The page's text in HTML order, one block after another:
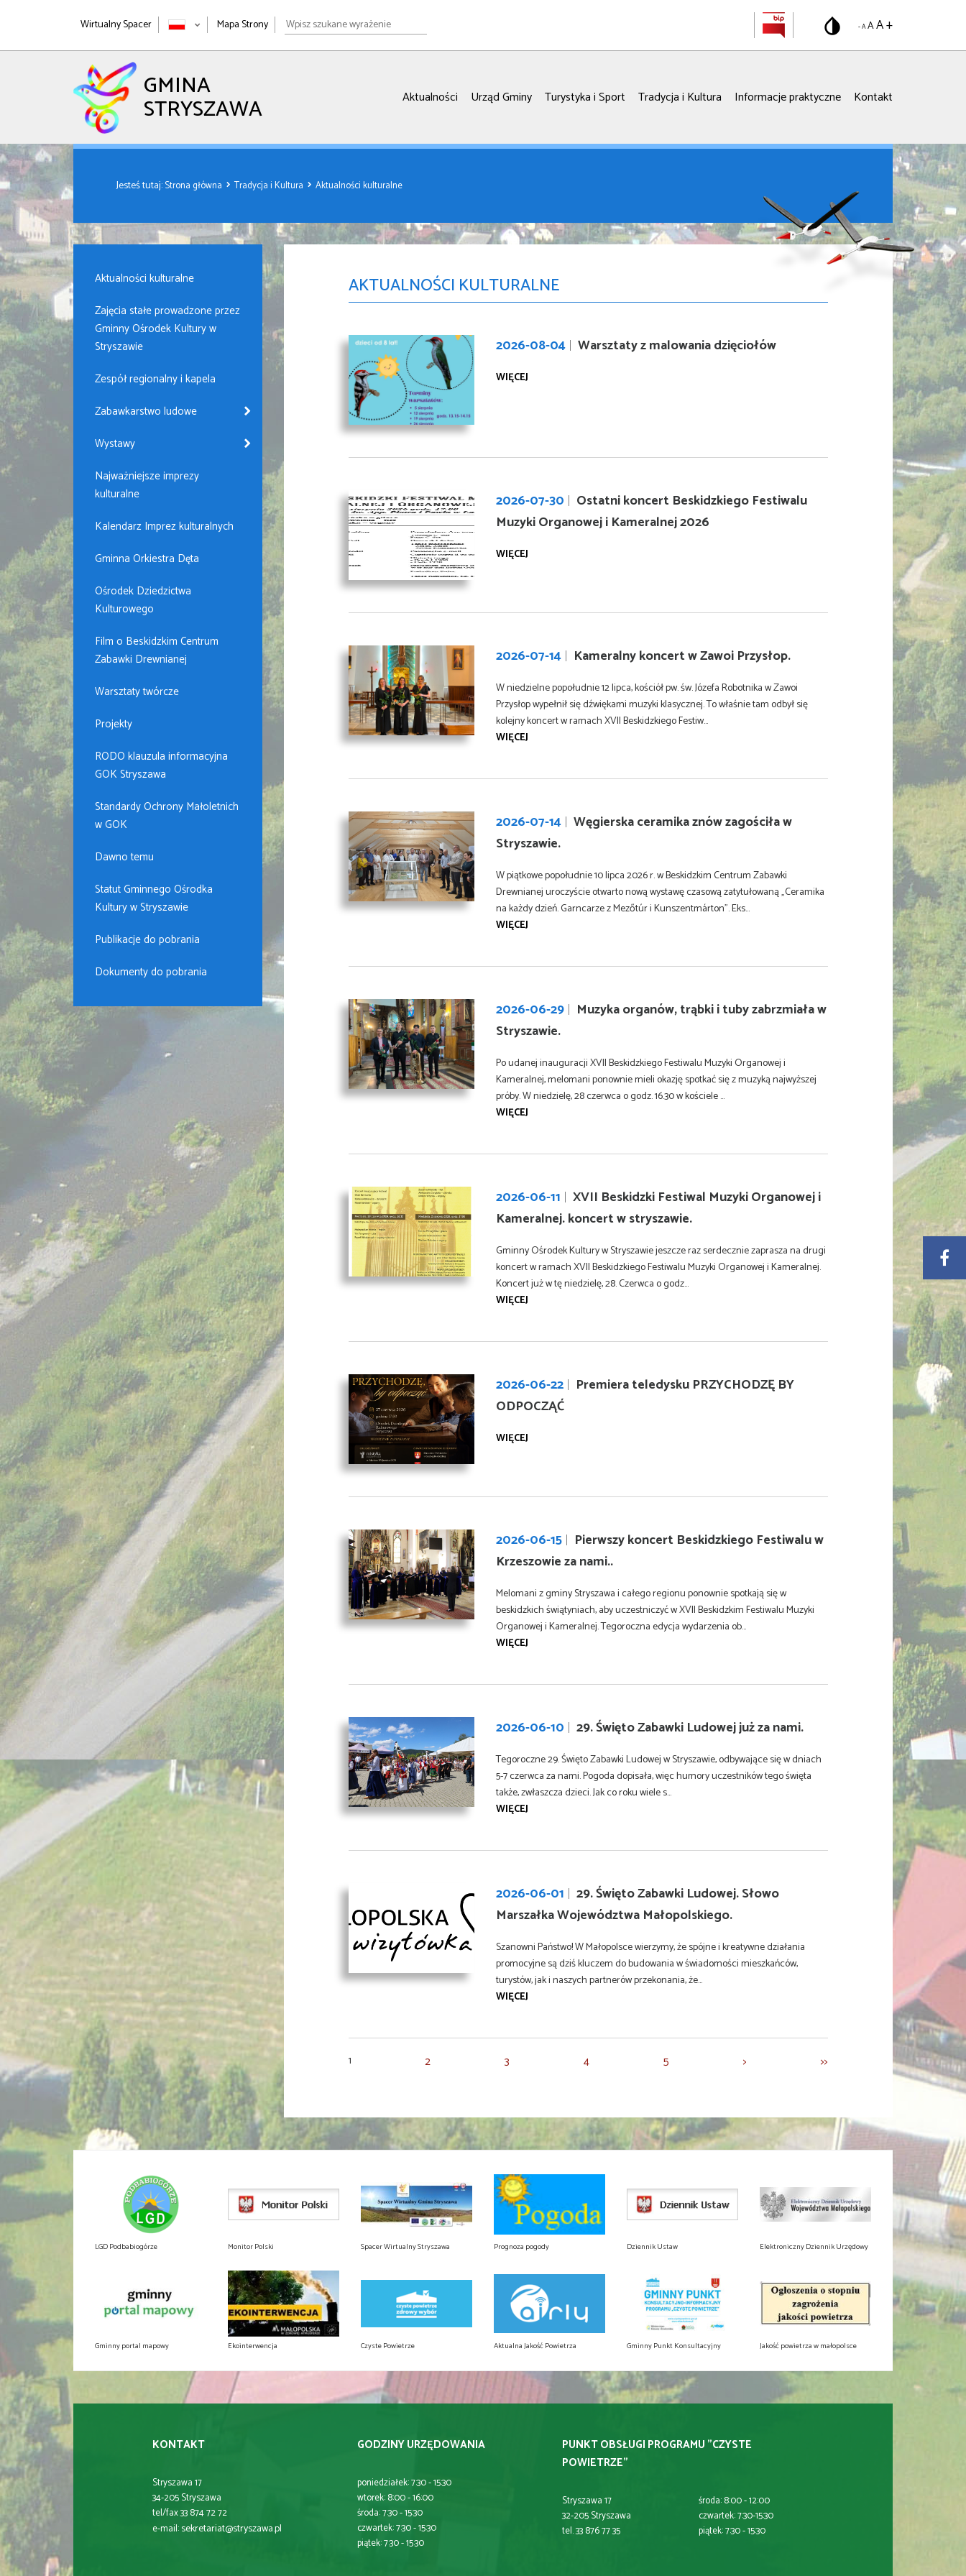
Wirtualny Spacer Mapa Strony
Wpisz
szukane
wyrażenie
- A AA +
GMINA
STRYSZAWA Aktualności Urząd Gminy Turystyka i Sport Tradycja i Kultura Informacje praktyczne Kontakt
Jesteś tutaj:Strona główna Tradycja i Kultura Aktualności kulturalne
Aktualności kulturalne
Zajęcia stałe prowadzone przez
Gminny Ośrodek Kultury w
Stryszawie
Zespół regionalny i kapela
Zabawkarstwo ludowe
Wystawy
Najważniejsze imprezy
kulturalne
Kalendarz Imprez kulturalnych
Gminna Orkiestra Dęta
Ośrodek Dziedzictwa
Kulturowego
Film o Beskidzkim Centrum
Zabawki Drewnianej
Warsztaty twórcze
Projekty
RODO klauzula informacyjna
GOK Stryszawa
Standardy Ochrony Małoletnich
w GOK
Dawno temu
Statut Gminnego Ośrodka
Kultury w Stryszawie
Publikacje do pobrania
Dokumenty do pobrania
AKTUALNOŚCI KULTURALNE
2026-08-04 Warsztaty z malowania dzięciołów
WIĘCEJ
2026-07-30
Ostatni koncert Beskidzkiego Festiwalu
Muzyki Organowej i Kameralnej 2026
WIĘCEJ
2026-07-14 Kameralny koncert w Zawoi Przysłop.
W niedzielne popołudnie 12 lipca, kościół pw. św. Józefa Robotnika w Zawoi
Przysłop wypełnił się dźwiękami muzyki klasycznej. To właśnie tam odbył się
kolejny koncert w ramach XVII Beskidzkiego Festiw...
WIĘCEJ
2026-07-14 Węgierska ceramika znów zagościła w
Stryszawie.
W piątkowe popołudnie 10 lipca 2026 r. w Beskidzkim Centrum Zabawki
Drewnianej uroczyście otwarto nową wystawę czasową zatytułowaną „Ceramika
na każdy dzień. Garncarze z Mezőtúr i Kunszentmárton”. Eks...
WIĘCEJ
2026-06-29
Muzyka organów, trąbki i tuby zabrzmiała w
Stryszawie.
Po udanej inauguracji XVII Beskidzkiego Festiwalu Muzyki Organowej i
Kameralnej, melomani ponownie mieli okazję spotkać się z muzyką najwyższej
próby. W niedzielę, 28 czerwca o godz. 16.30 w kościele ...
WIĘCEJ
2026-06-11 XVII Beskidzki Festiwal Muzyki Organowej i
Kameralnej. koncert w stryszawie.
Gminny Ośrodek Kultury w Stryszawie jeszcze raz serdecznie zaprasza na drugi
koncert w ramach XVII Beskidzkiego Festiwalu Muzyki Organowej i Kameralnej.
Koncert już w tę niedzielę, 28. Czerwca o godz...
WIĘCEJ
2026-06-22
Premiera teledysku PRZYCHODZĘ BY
ODPOCZĄĆ
WIĘCEJ
2026-06-15
Pierwszy koncert Beskidzkiego Festiwalu w
Krzeszowie za nami..
Melomani z gminy Stryszawa i całego regionu ponownie spotkają się w
beskidzkich świątyniach, aby uczestniczyć w XVII Beskidzkim Festiwalu Muzyki
Organowej i Kameralnej. Tegoroczna edycja wydarzenia ob...
WIĘCEJ
2026-06-10 29. Święto Zabawki Ludowej już za nami.
Tegoroczne 29. Święto Zabawki Ludowej w Stryszawie, odbywające się w dniach
5-7 czerwca za nami. Pogoda dopisała, więc humory uczestników tego święta
także, zwłaszcza dzieci. Jak co roku wiele s...
WIĘCEJ
2026-06-01 29. Święto Zabawki Ludowej. Słowo
Marszałka Województwa Małopolskiego.
Szanowni Państwo! W Małopolsce wierzymy, że spójne i kreatywne działania
promocyjne są dziś kluczem do budowania w świadomości mieszkańców,
turystów, jak i naszych partnerów przekonania, że...
WIĘCEJ
1 2 3 4 5 > >>
LGD Podbabiogórze Monitor Polski Spacer Wirtualny Stryszawa Prognoza pogody Dziennik Ustaw Elektroniczny Dziennik Urzędowy
Gminny portal mapowy Ekointerwencja Czyste Powietrze Aktualna Jakość Powietrza Gminny Punkt Konsultacyjny Jakość powietrza w małopolsce
KONTAKT
Stryszawa 17
34-205 Stryszawa
tel/fax 33 874 72 72
e-mail:sekretariat@stryszawa.pl
GODZINY URZĘDOWANIA
poniedziałek: 7:30 - 15:30
wtorek: 8:00 - 16:00
środa: 7:30 - 15:30
czwartek: 7:30 - 15:30
piątek: 7:30 - 15:30
PUNKT OBSŁUGI PROGRAMU "CZYSTE
POWIETRZE"
Stryszawa 17
32-205 Stryszawa
tel. 33 876 77 35
środa: 8:00 - 12:00
czwartek: 7:30-15:30
piątek: 7:30 - 15:30